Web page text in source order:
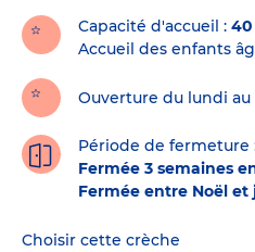
crècheCapacité d'accueil
40
Accueil des enfants
Ouverture du lundi
Période de fermeture
Fermée 3 semaines
Fermée entre Noël et
Choisir cette crèche